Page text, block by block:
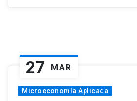
27 MAR
Microeconomía Aplicada